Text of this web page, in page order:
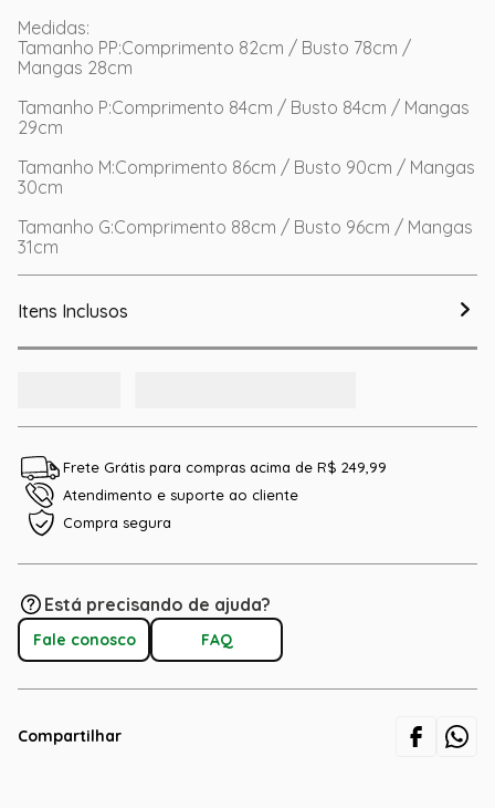
Medidas:
Tamanho PP:Comprimento 82cm / Busto 78cm /
Mangas 28cm
Tamanho P:Comprimento 84cm / Busto 84cm / Mangas
29cm
Tamanho M:Comprimento 86cm / Busto 90cm / Mangas
30cm
Tamanho G:Comprimento 88cm / Busto 96cm / Mangas
31cm
Itens Inclusos
Frete Grátis para compras acima de R$ 249,99
Atendimento e suporte ao cliente
Compra segura
Está precisando de ajuda?
Fale conosco FAQ
Compartilhar